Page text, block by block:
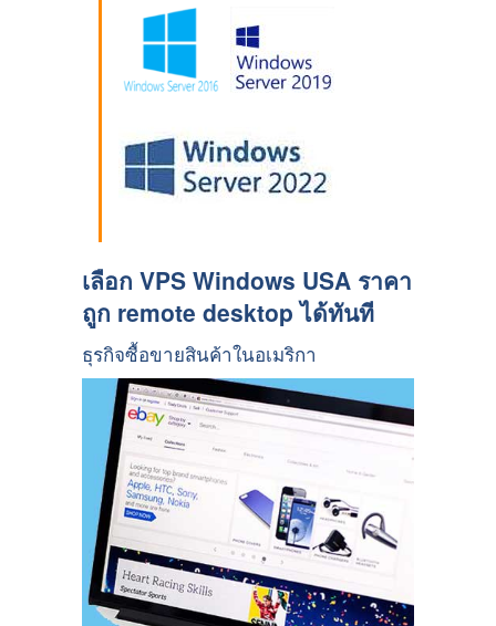
เลือก VPS Windows USA ราคา
ถูก remote desktop ได้ทันที
ธุรกิจซื้อขายสินค้าในอเมริกา